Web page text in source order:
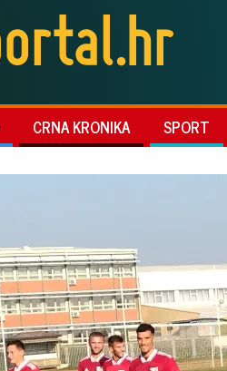
CRNA KRONIKA SPORT